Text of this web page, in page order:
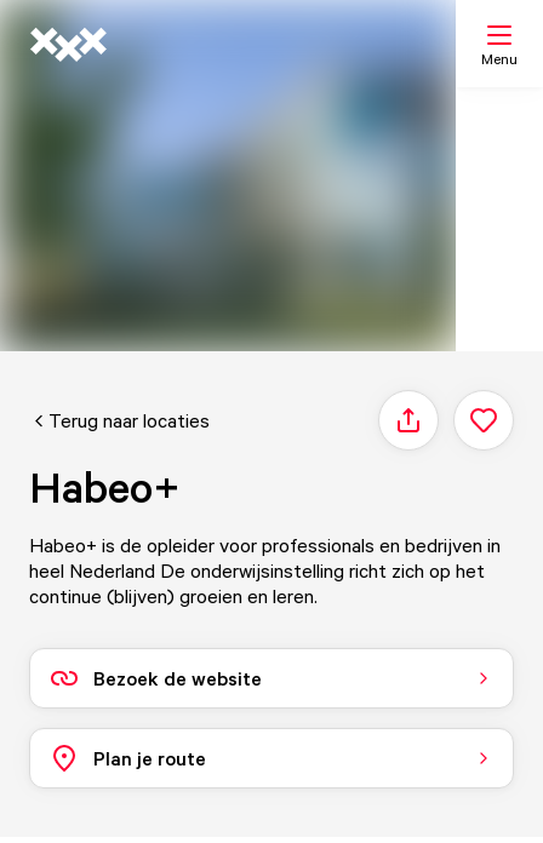
Menu
Terug naar locaties Delen
Habeo+
Habeo+ is de opleider voor professionals en bedrijven in
heel Nederland De onderwijsinstelling richt zich op het
continue (blijven) groeien en leren.
Bezoek de website
Plan je route